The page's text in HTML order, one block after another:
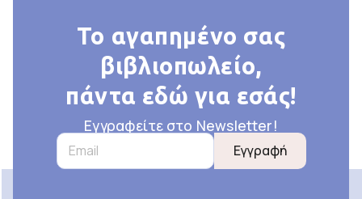
Το αγαπημένο σας
βιβλιοπωλείο,
πάντα εδώ για εσάς!
Εγγραφείτε στο Newsletter!
Εγγραφή